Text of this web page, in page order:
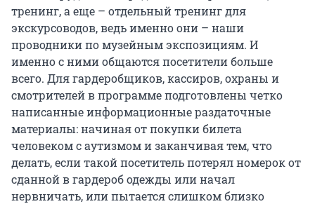
тренинг, а еще – отдельный тренинг для
экскурсоводов, ведь именно они – наши
проводники по музейным экспозициям. И
именно с ними общаются посетители больше
всего. Для гардеробщиков, кассиров, охраны и
смотрителей в программе подготовлены четко
написанные информационные раздаточные
материалы: начиная от покупки билета
человеком с аутизмом и заканчивая тем, что
делать, если такой посетитель потерял номерок от
сданной в гардероб одежды или начал
нервничать, или пытается слишком близко